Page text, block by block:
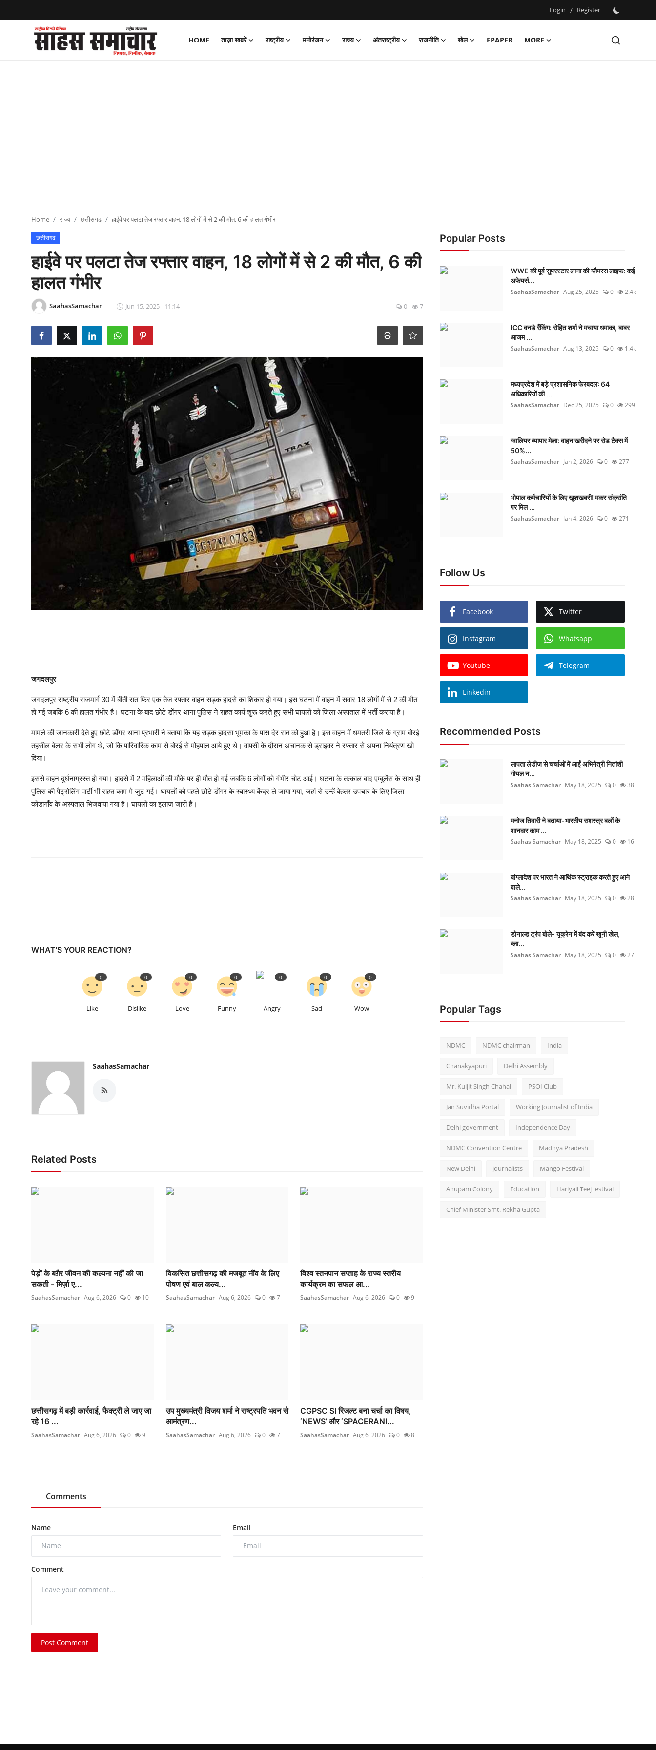
Login / Register
HOME ताज़ा खबरें राष्ट्रीय मनोरंजन राज्य अंतराष्ट्रीय राजनीति खेल EPAPER
MORE
Register
Home राज्य छत्तीसगढ हाईवे पर पलटा तेज रफ्तार वाहन, 18 लोगों में से 2 की मौत, 6 की हालत गंभीर
छत्तीसगढ
हाईवे पर पलटा तेज रफ्तार वाहन, 18 लोगों में से 2 की मौत, 6 की
हालत गंभीर
SaahasSamachar Jun 15, 2025 - 11:14 0 7
जगदलपुर
जगदलपुर राष्ट्रीय राजमार्ग 30 में बीती रात फिर एक तेज रफ्तार वाहन सड़क हादसे का शिकार हो गया। इस घटना में वाहन में सवार 18 लोगों में से 2 की मौत
हो गई जबकि 6 की हालत गंभीर है। घटना के बाद छोटे डोंगर थाना पुलिस ने राहत कार्य शुरू करते हुए सभी घायलों को जिला अस्पताल में भर्ती कराया है।
मामले की जानकारी देते हुए छोटे डोंगर थाना प्रभारी ने बताया कि यह सड़क हादसा भूमका के पास देर रात को हुआ है। इस वाहन में धमतरी जिले के ग्राम बोरई
तहसील बेलर के सभी लोग थे, जो कि पारिवारिक काम से बोरई से मोहपाल आये हुए थे। वापसी के दौरान अचानक से ड्राइवर ने रफ्तार से अपना नियंत्रण खो
दिया।
इससे वाहन दुर्घनाग्रस्त हो गया। हादसे में 2 महिलाओं की मौके पर ही मौत हो गई जबकि 6 लोगों को गंभीर चोट आई। घटना के तत्काल बाद एम्बुलेंस के साथ ही
पुलिस की पैट्रोलिंग पार्टी भी राहत काम मे जुट गई। घायलों को पहले छोटे डोंगर के स्वास्थ्य केंद्र ले जाया गया, जहां से उन्हें बेहतर उपचार के लिए जिला
कोंडागाँव के अस्पताल भिजवाया गया है। घायलों का इलाज जारी है।
WHAT'S YOUR REACTION?
Like
0
Dislike
0
Love
0
Funny
0
Angry
0
Sad
0
Wow
0
SaahasSamachar
Related Posts
पेड़ों के बग़ैर जीवन की कल्पना नहीं की जा
सकती - मिर्ज़ा ए...
SaahasSamachar Aug 6, 2026 0 10
विकसित छत्तीसगढ़ की मजबूत नींव के लिए
पोषण एवं बाल कल्य...
SaahasSamachar Aug 6, 2026 0 7
विश्व स्तनपान सप्ताह के राज्य स्तरीय
कार्यक्रम का सफल आ...
SaahasSamachar Aug 6, 2026 0 9
छत्तीसगढ़ में बड़ी कार्रवाई, फैक्ट्री ले जाए जा
रहे 16 ...
SaahasSamachar Aug 6, 2026 0 9
उप मुख्यमंत्री विजय शर्मा ने राष्ट्रपति भवन से
आमंत्रण...
SaahasSamachar Aug 6, 2026 0 7
CGPSC SI रिजल्ट बना चर्चा का विषय,
‘NEWS’ और ‘SPACERANI...
SaahasSamachar Aug 6, 2026 0 8
Comments
Name Email
Comment
Post Comment
Popular Posts
WWE की पूर्व सुपरस्टार लाना की ग्लैमरस लाइफ: कई
अफेयर्स...
SaahasSamachar Aug 25, 2025 0 2.4k
ICC वनडे रैंकिंग: रोहित शर्मा ने मचाया धमाका, बाबर
आजम ...
SaahasSamachar Aug 13, 2025 0 1.4k
मध्यप्रदेश में बड़े प्रशासनिक फेरबदल: 64
अधिकारियों की ...
SaahasSamachar Dec 25, 2025 0 299
ग्वालियर व्यापार मेला: वाहन खरीदने पर रोड टैक्स में
50%...
SaahasSamachar Jan 2, 2026 0 277
भोपाल कर्मचारियों के लिए खुशखबरी! मकर संक्रांति
पर मिल ...
SaahasSamachar Jan 4, 2026 0 271
Follow Us
Facebook Twitter
Instagram Whatsapp
Youtube Telegram
Linkedin
Recommended Posts
लापता लेडीज से चर्चाओं में आईं अभिनेत्री नितांशी
गोयल न...
Saahas Samachar May 18, 2025 0 38
मनोज तिवारी ने बताया-भारतीय सशस्त्र बलों के
शानदार काम ...
Saahas Samachar May 18, 2025 0 16
बांग्लादेश पर भारत ने आर्थिक स्ट्राइक करते हुए आने
वाले...
Saahas Samachar May 18, 2025 0 28
डोनाल्ड ट्रंप बोले- यूक्रेन में बंद करें खूनी खेल,
व्ला...
Saahas Samachar May 18, 2025 0 27
Popular Tags
NDMC NDMC chairman India
Chanakyapuri Delhi Assembly
Mr. Kuljit Singh Chahal PSOI Club
Jan Suvidha Portal Working Journalist of India
Delhi government Independence Day
NDMC Convention Centre Madhya Pradesh
New Delhi journalists Mango Festival
Anupam Colony Education Hariyali Teej festival
Chief Minister Smt. Rekha Gupta